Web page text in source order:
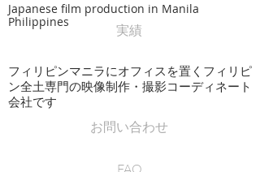
Japanese film production in Manila
Philippines
実績
フィリピンマニラにオフィスを置くフィリピ
ン全土専門の映像制作・撮影コーディネート
会社です
お問い合わせ
FAQ